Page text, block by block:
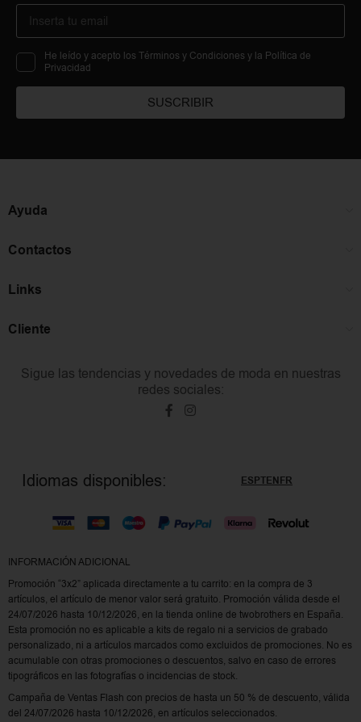
He leído y acepto los Términos y Condiciones y la Política de
Privacidad
SUSCRIBIR
Ayuda
Contactos
Links
Cliente
Sigue las tendencias y novedades de moda en nuestras
redes sociales:
Idiomas disponibles: ESPTENFR
INFORMACIÓN ADICIONAL
Promoción “3x2” aplicada directamente a tu carrito: en la compra de 3
artículos, el artículo de menor valor será gratuito. Promoción válida desde el
24/07/2026 hasta 10/12/2026, en la tienda online de twobrothers en España.
Esta promoción no es aplicable a kits de regalo ni a servicios de grabado
personalizado, ni a artículos marcados como excluidos de promociones. No es
acumulable con otras promociones o descuentos, salvo en caso de errores
tipográficos en las fotografías o incidencias de stock.
Campaña de Ventas Flash con precios de hasta un 50 % de descuento, válida
del 24/07/2026 hasta 10/12/2026, en artículos seleccionados.